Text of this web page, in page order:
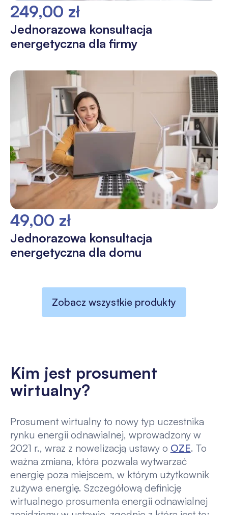
249,00 zł
Jednorazowa konsultacja
energetyczna dla firmy
49,00 zł
Jednorazowa konsultacja
energetyczna dla domu
Zobacz wszystkie produkty
Kim jest prosument
wirtualny?
Prosument wirtualny to nowy typ uczestnika
rynku energii odnawialnej, wprowadzony w
2021 r., wraz z nowelizacją ustawy o OZE. To
ważna zmiana, która pozwala wytwarzać
energię poza miejscem, w którym użytkownik
zużywa energię. Szczegółową definicję
wirtualnego prosumenta energii odnawialnej